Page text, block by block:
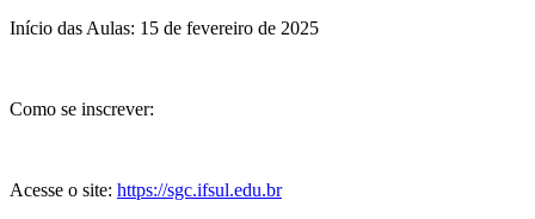
Início das Aulas: 15 de fevereiro de 2025
Como se inscrever:
Acesse o site: https://sgc.ifsul.edu.br